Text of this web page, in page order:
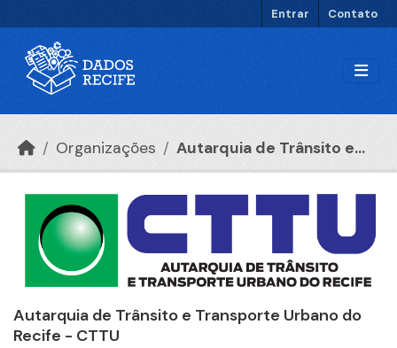
Entrar Contato
Organizações Autarquia de Trânsito e...
Autarquia de Trânsito e Transporte Urbano do
Recife - CTTU